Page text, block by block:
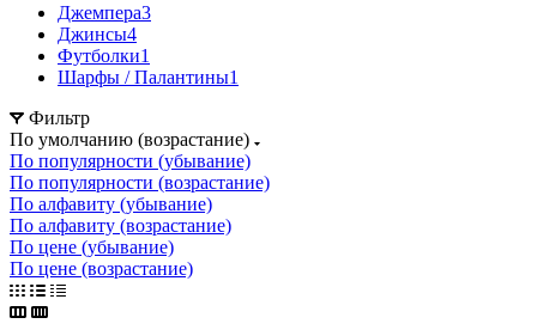
Джемпера3
Джинсы4
Футболки1
Шарфы / Палантины1
Фильтр
По умолчанию (возрастание)
По популярности (убывание)
По популярности (возрастание)
По алфавиту (убывание)
По алфавиту (возрастание)
По цене (убывание)
По цене (возрастание)